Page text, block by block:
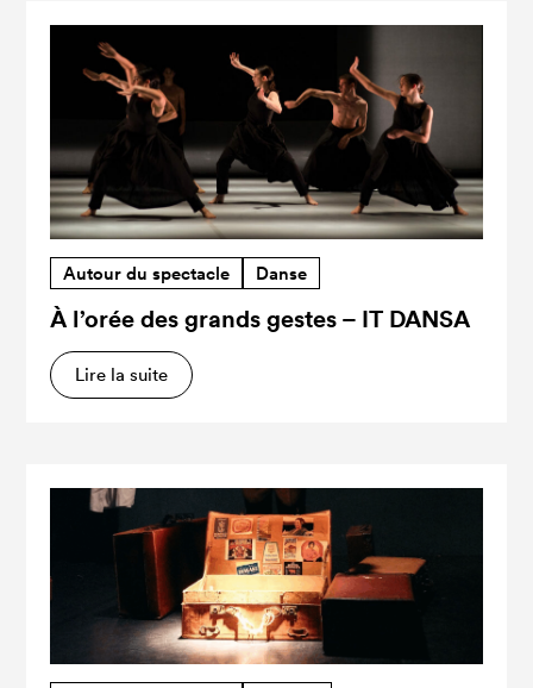
Autour du spectacle Danse
À l’orée des grands gestes – IT DANSA
Lire la suite